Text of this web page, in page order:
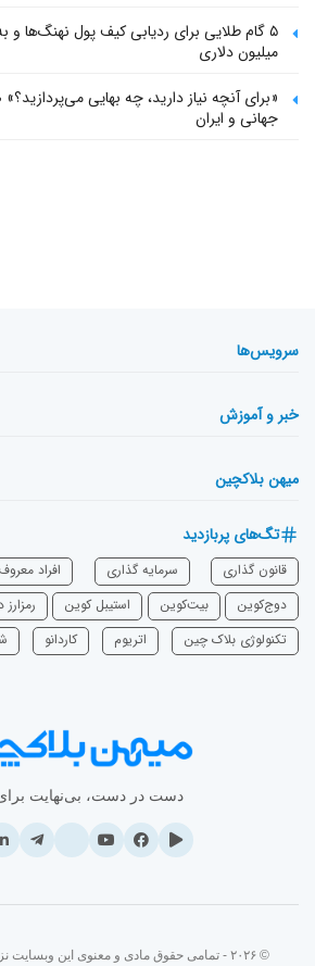
۵ گام طلایی برای ردیابی کیف پول‌ نهنگ‌ها
میلیون دلاری
«برای آنچه نیاز دارید، چه بهایی
جهانی و ایران
سرویس‌ها
خبر و آموزش
میهن بلاکچین
تگ‌های پربازدید
قانون گذاری سرمایه‌ گذاری افراد معروف
دوج‌کوین
بیت‌کوین استیبل کوین رمزارز
تکنولوژی بلاک چین
اتریوم ‌کاردانو
دست در دست، بی‌نهایت
© ۲۰۲۶ - تمامی حقوق مادی و معنوی این